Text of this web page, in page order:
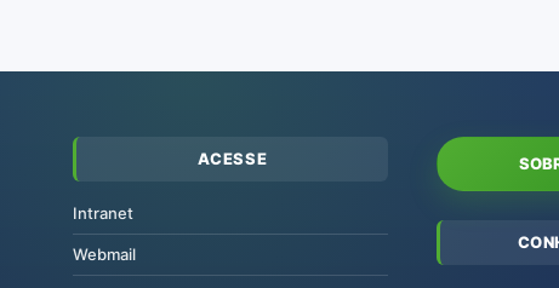
ACESSE
Intranet
Webmail